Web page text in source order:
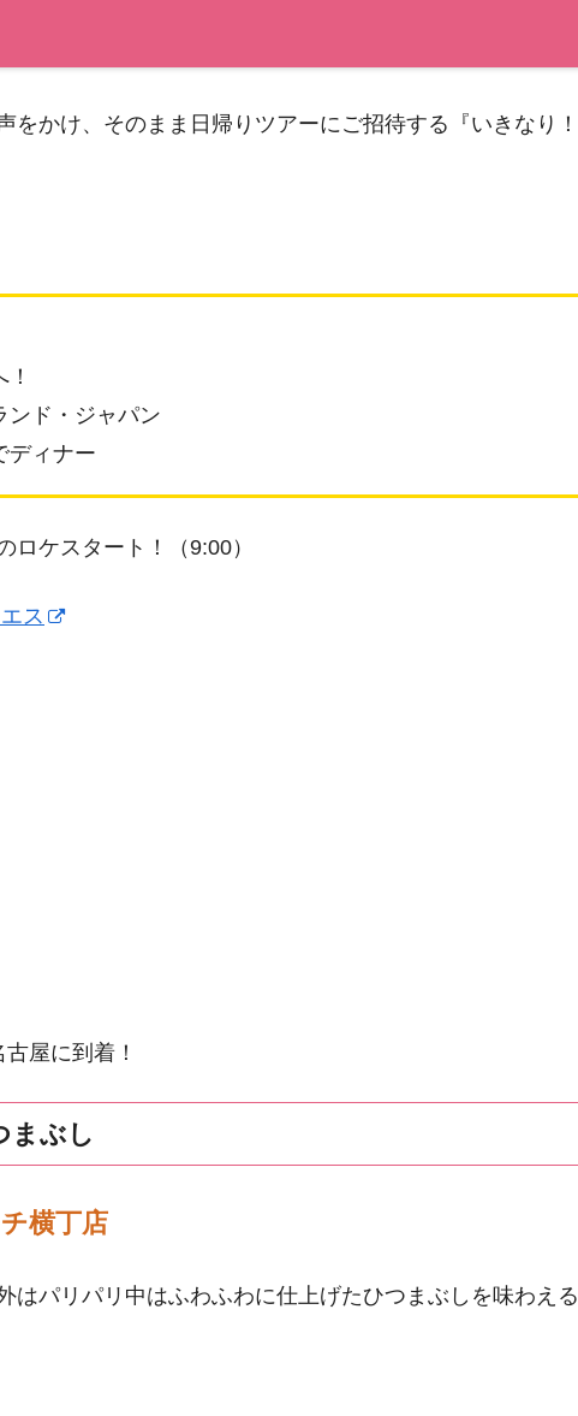
をかけ、そのまま日帰りツアーにご招待する『いきなり！
ンド・ジャパン
ディナー
ケスタート！（9:00）
ス
屋に到着！
まぶし
横丁店
はパリパリ中はふわふわに仕上げたひつまぶしを味わえる